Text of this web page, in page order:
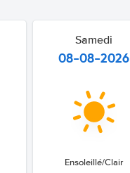
Samedi
08-08-2026
Ensoleillé/Clair